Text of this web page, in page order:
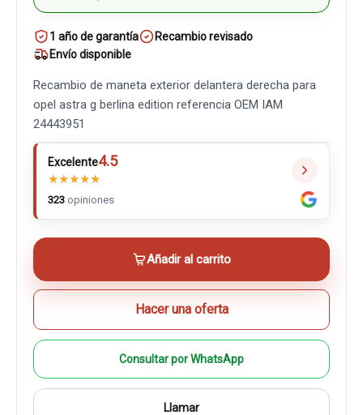
1 año de garantía
Recambio revisado
Envío disponible
Recambio de maneta exterior delantera derecha para
opel astra g berlina edition referencia OEM IAM
24443951
Excelente4.5
★★★★★
323 opiniones
Añadir al carrito
Hacer una oferta
Consultar por WhatsApp
Llamar